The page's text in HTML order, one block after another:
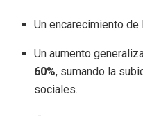
Un encarecimiento de
Un aumento
60%, sumando la
sociales.